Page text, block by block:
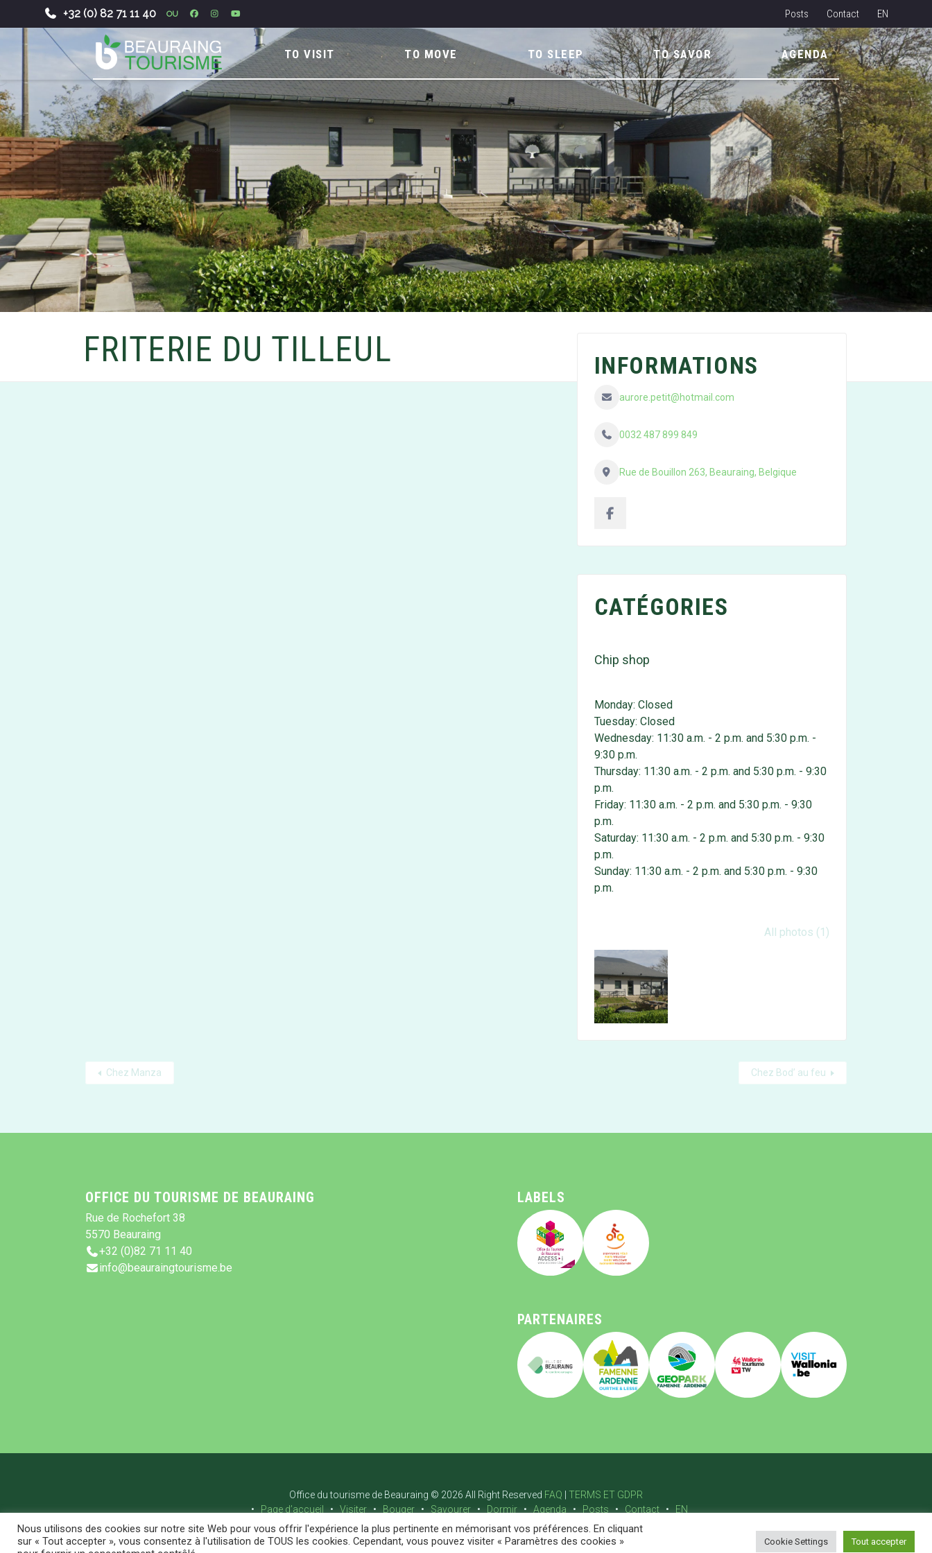
- TO VISIT TO MOVE TO SLEEP TO SAVOR AGENDA
+32 (0) 82 71 11 40 OU Posts Contact EN
NL
FR
FRITERIE DU TILLEUL INFORMATIONS
aurore.petit@hotmail.com
0032 487 899 849
Rue de Bouillon 263, Beauraing, Belgique
CATÉGORIES
Chip shop
Monday: Closed
Tuesday: Closed
Wednesday: 11:30 a.m. - 2 p.m. and 5:30 p.m. -
9:30 p.m.
Thursday: 11:30 a.m. - 2 p.m. and 5:30 p.m. - 9:30
p.m.
Friday: 11:30 a.m. - 2 p.m. and 5:30 p.m. - 9:30
p.m.
Saturday: 11:30 a.m. - 2 p.m. and 5:30 p.m. - 9:30
p.m.
Sunday: 11:30 a.m. - 2 p.m. and 5:30 p.m. - 9:30
p.m.
All photos (1)
Chez Manza Chez Bod’ au feu
OFFICE DU TOURISME DE BEAURAING
Rue de Rochefort 38
5570 Beauraing
+32 (0)82 71 11 40
info@beauraingtourisme.be
LABELS
PARTENAIRES
Office du tourisme de Beauraing © 2026 All Right Reserved FAQ
TERMS ET GDPR
Page d’accueil
Visiter Bouger Savourer Dormir Agenda Posts Contact EN
Nous utilisons des cookies sur notre site Web pour vous offrir l'expérience la plus pertinente en mémorisant vos préférences. En cliquant
sur « Tout accepter », vous consentez à l'utilisation de TOUS les cookies. Cependant, vous pouvez visiter « Paramètres des cookies »
Cookie Settings Tout accepter